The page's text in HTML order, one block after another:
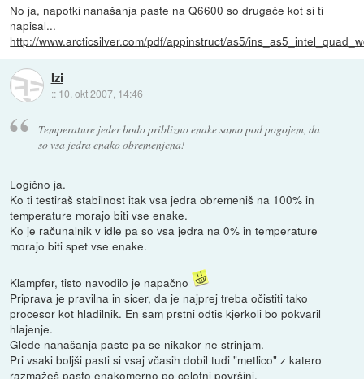
No ja, napotki nanašanja paste na Q6600 so drugače kot si ti
napisal...
http://www.arcticsilver.com/pdf/appinstruct/as5/
Izi
:: 10. okt 2007, 14:46
Temperature jeder bodo priblizno enake samo pod pogojem, da
so vsa jedra enako obremenjena!
Logično ja.
Ko ti testiraš stabilnost itak vsa jedra obremeniš na 100% in
temperature morajo biti vse enake.
Ko je računalnik v idle pa so vsa jedra na 0% in temperature
morajo biti spet vse enake.
Klampfer, tisto navodilo je napačno
Priprava je pravilna in sicer, da je najprej treba očistiti tako
procesor kot hladilnik. En sam prstni odtis kjerkoli bo pokvaril
hlajenje.
Glede nanašanja paste pa se nikakor ne strinjam.
Pri vsaki boljši pasti si vsaj včasih dobil tudi "metlico" z katero
razmažeš pasto enakomerno po celotni površini.